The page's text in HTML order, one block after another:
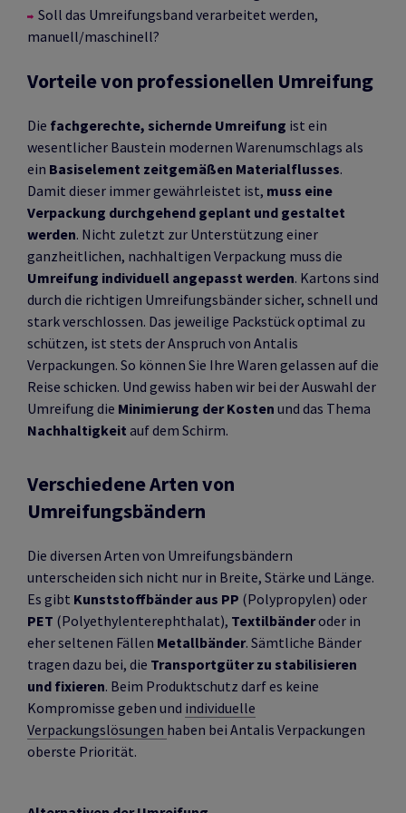
Soll das Umreifungsband verarbeitet werden,
manuell/maschinell?
Vorteile von professionellen Umreifung
Die fachgerechte, sichernde Umreifung ist ein
wesentlicher Baustein modernen Warenumschlags als
ein Basiselement zeitgemäßen Materialflusses.
Damit dieser immer gewährleistet ist, muss eine
Verpackung durchgehend geplant und gestaltet
werden. Nicht zuletzt zur Unterstützung einer
ganzheitlichen, nachhaltigen Verpackung muss die
Umreifung individuell angepasst werden. Kartons sind
durch die richtigen Umreifungsbänder sicher, schnell und
stark verschlossen. Das jeweilige Packstück optimal zu
schützen, ist stets der Anspruch von Antalis
Verpackungen. So können Sie Ihre Waren gelassen auf die
Reise schicken. Und gewiss haben wir bei der Auswahl der
Umreifung die Minimierung der Kosten und das Thema
Nachhaltigkeit auf dem Schirm.
Verschiedene Arten von
Umreifungsbändern
Die diversen Arten von Umreifungsbändern
unterscheiden sich nicht nur in Breite, Stärke und Länge.
Es gibt Kunststoffbänder aus PP (Polypropylen) oder
PET (Polyethylenterephthalat), Textilbänderoder in
eher seltenen Fällen Metallbänder. Sämtliche Bänder
tragen dazu bei, die Transportgüter zu stabilisieren
und fixieren. Beim Produktschutz darf es keine
Kompromisse geben und individuelle
Verpackungslösungen haben bei Antalis Verpackungen
oberste Priorität.